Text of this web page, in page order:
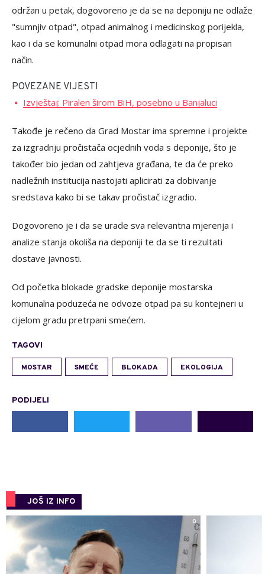
održan u petak, dogovoreno je da se na deponiju ne odlaže
"sumnjiv otpad", otpad animalnog i medicinskog porijekla,
kao i da se komunalni otpad mora odlagati na propisan
način.
POVEZANE VIJESTI
Izvještaj: Piralen širom BiH, posebno u Banjaluci
Takođe je rečeno da Grad Mostar ima spremne i projekte
za izgradnju pročistača ocjednih voda s deponije, što je
također bio jedan od zahtjeva građana, te da će preko
nadležnih institucija nastojati aplicirati za dobivanje
sredstava kako bi se takav pročistač izgradio.
Dogovoreno je i da se urade sva relevantna mjerenja i
analize stanja okoliša na deponiji te da se ti rezultati
dostave javnosti.
Od početka blokade gradske deponije mostarska
komunalna poduzeća ne odvoze otpad pa su kontejneri u
cijelom gradu pretrpani smećem.
TAGOVI
MOSTAR SMEĆE BLOKADA EKOLOGIJA
PODIJELI
JOŠ IZ INFO
0